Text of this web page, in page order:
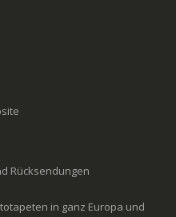
Rücksendungen
in ganz Europa und